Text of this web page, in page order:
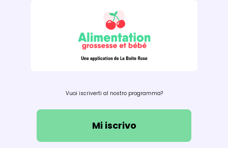
Vuoi iscriverti al nostro programma?
Mi iscrivo